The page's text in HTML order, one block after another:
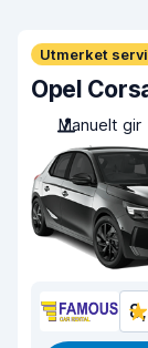
Utmerket
Opel
Manuelt gir